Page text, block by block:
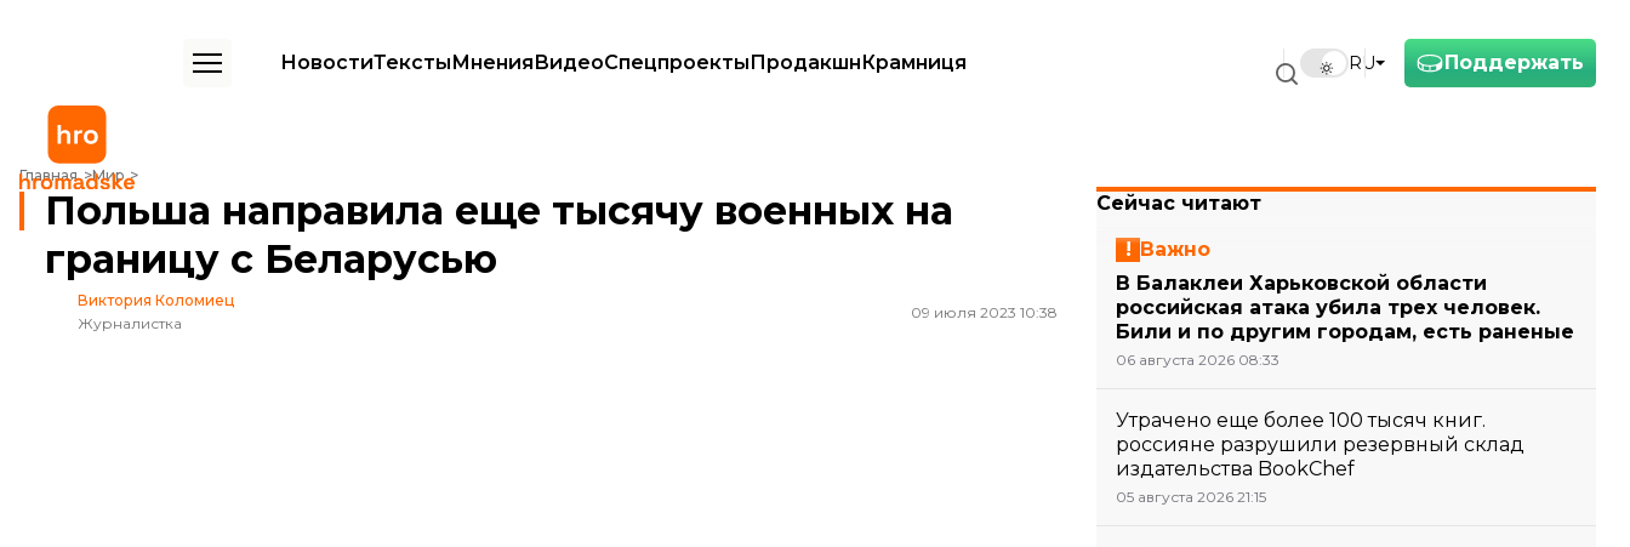
Поддержать
RU
НовостиТекстыМненияВидеоСпецпроектыПродакшнКрамниця
Главная Мир
Польша направила еще тысячу военных на границу с Беларусью
Польша направила еще тысячу военных на
границу с Беларусью
Виктория Коломиец
Журналистка
09 июля 2023 10:38
Сейчас читают
Важно
В Балаклеи Харьковской области
российская атака убила трех человек.
Били и по другим городам, есть раненые
06 августа 2026 08:33
Утрачено еще более 100 тысяч книг.
россияне разрушили резервный склад
издательства BookChef
05 августа 2026 21:15